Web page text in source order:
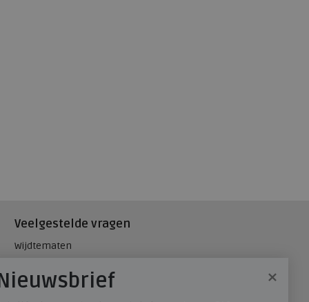
Veelgestelde vragen
Wijdtematen
Maatadvies, wat is mijn
×